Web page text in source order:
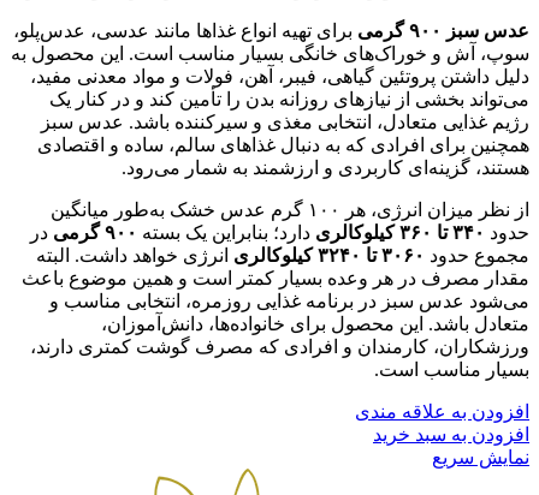
عدس سبز ۹۰۰ گرمی
برای تهیه انواع غذاها مانند عدسی، عدس‌پلو،
سوپ، آش و خوراک‌های خانگی بسیار مناسب است. این محصول به
دلیل داشتن پروتئین گیاهی، فیبر، آهن، فولات و مواد معدنی مفید،
می‌تواند بخشی از نیازهای روزانه بدن را تأمین کند و در کنار یک
رژیم غذایی متعادل، انتخابی مغذی و سیرکننده باشد. عدس سبز
همچنین برای افرادی که به دنبال غذاهای سالم، ساده و اقتصادی
هستند، گزینه‌ای کاربردی و ارزشمند به شمار می‌رود.
از نظر میزان انرژی، هر ۱۰۰ گرم عدس خشک به‌طور میانگین
حدود ۳۴۰ تا ۳۶۰ کیلوکالری دارد؛ بنابراین یک بسته ۹۰۰ گرمی
در
مجموع حدود ۳۰۶۰ تا ۳۲۴۰ کیلوکالری
انرژی خواهد داشت. البته
مقدار مصرف در هر وعده بسیار کمتر است و همین موضوع باعث
می‌شود عدس سبز در برنامه غذایی روزمره، انتخابی مناسب و
متعادل باشد. این محصول برای خانواده‌ها، دانش‌آموزان،
ورزشکاران، کارمندان و افرادی که مصرف گوشت کمتری دارند،
بسیار مناسب است.
افزودن به علاقه مندی
افزودن به سبد خرید
نمایش سریع